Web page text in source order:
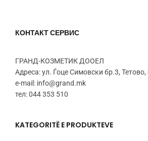
КОНТАКТ СЕРВИС
ГРАНД-КОЗМЕТИК ДООЕЛ
Адреса: ул. Ѓоце Симовски бр.3,
e-mail: info@grand.mk
тел: 044 353 510
KATEGORITË E PRODUKTEVE